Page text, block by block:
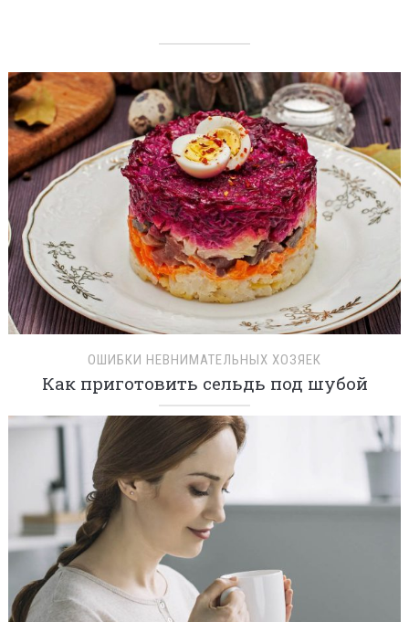
ОШИБКИ НЕВНИМАТЕЛЬНЫХ ХОЗЯЕК
Как приготовить сельдь под шубой